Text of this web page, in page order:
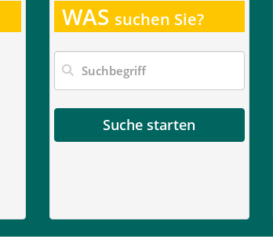
WAS suchen Sie?
Suche starten